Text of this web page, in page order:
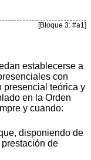
[Bloque 3: #a1]
establecerse a
con
presencial teórica y
en la Orden
y cuando:
disponiendo de
de